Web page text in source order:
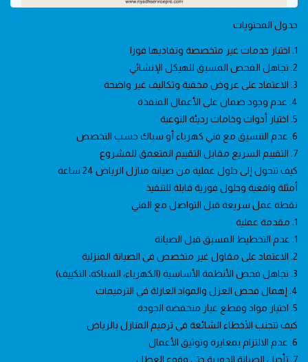
جدول المحتويات
1. اختيار خدمات غير متخصصة وتفاديها فورا
2. تجاهل الفحص المسبق للهيكل الإنشائي
3. الاعتماد على عروض مخفية وتكاليف غير واضحة
4. عدم وجود ضمان على الأعمال المنفذة
5. اختيار أدوات وخامات رديئة النوعية
6. عدم التنسيق مع فني كهرباء أو سباك حسب التخصص
7. التقييم السريع مقابل التقييم المتعمق للمشروع
كيف تتحول إلى حلول عملية من صيانة منازل الرياض 24 ساعة
أمثلة واقعية وحلول فورية قابلة للتنفيذ
نقطة عمل سريعة قبل التواصل مع الفني
1. مقدمة عملية
1. عدم التخطيط المسبق قبل الصيانة
2. الاعتماد على مقاول غير متخصص في الصيانة المنزلية
3. تجاهل فحص الأنظمة الأساسية (الكهرباء، السباكة، التكييف)
4. إهمال فحص العزل والمواد العازلة في الترميمات
5. اختيار مواد وقطع غيار منخفضة الجودة
كيف تتجنب الأخطاء الشائعة في ترميم المنازل بالرياض
6. عدم الالتزام بمعايرة وتوثيق الأعمال
7. تأجيل الصيانة الدورية حتى وقوع العطل